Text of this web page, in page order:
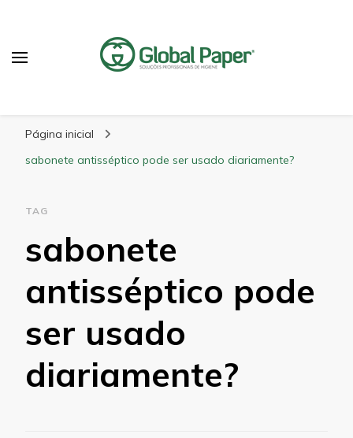
Página inicial
sabonete antisséptico pode ser usado diariamente?
TAG
sabonete
antisséptico pode
ser usado
diariamente?